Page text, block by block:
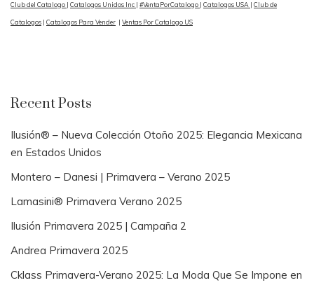
Club del Catalogo | Catalogos Unidos Inc | #VentaPorCatalogo | Catalogos USA | Club de
Catalogos | Catalogos Para Vender | Ventas Por Catalogo US
Recent Posts
Ilusión® – Nueva Colección Otoño 2025: Elegancia Mexicana
en Estados Unidos
Montero – Danesi | Primavera – Verano 2025
Lamasini® Primavera Verano 2025
Ilusión Primavera 2025 | Campaña 2
Andrea Primavera 2025
Cklass Primavera-Verano 2025: La Moda Que Se Impone en